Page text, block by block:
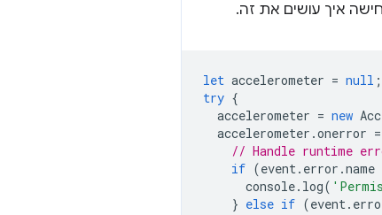
איך עושים את זה.
let accelerometer = null ;
try {
accelerometer = new
accelerometer .onerror =
// Handle runtime
if (event. error .name
console. log(
} else if (event.